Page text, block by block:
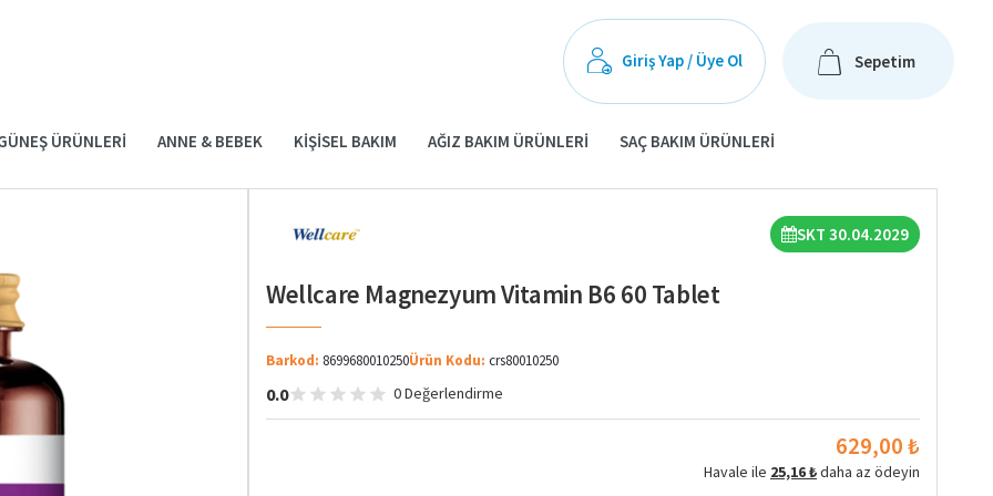
Giriş Yap / Üye Ol Sepetim
ÜRÜNLERI ANNE & BEBEK KIŞISEL BAKIM AĞIZ BAKIM ÜRÜNLERI SAÇ BAKIM ÜRÜNLERI
SKT 30.04.2029
Wellcare Magnezyum Vitamin B6 60 Tablet
Barkod: 8699680010250Ürün Kodu: crs80010250
0.0 0 Değerlendirme
629,00 ₺
Havale ile 25,16 ₺daha az ödeyin